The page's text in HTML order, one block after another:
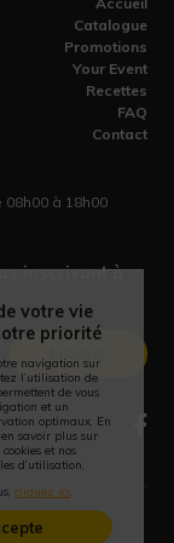
Catalogue
Promotions
Your Event
Recettes
FAQ
Contact
à 18h00
inscrivant à
votre vie
priorité
navigation sur
l’utilisation de
de vous
et un
optimaux. En
savoir plus sur
et nos
d’utilisation,
cliquez ici